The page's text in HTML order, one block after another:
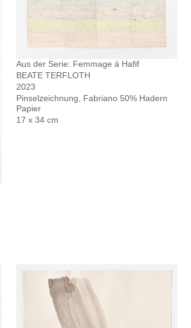
Aus der Serie: Femmage á Hafif
BEATE TERFLOTH
2023
Pinselzeichnung, Fabriano 50% Hadern
Papier
17 x 34 cm